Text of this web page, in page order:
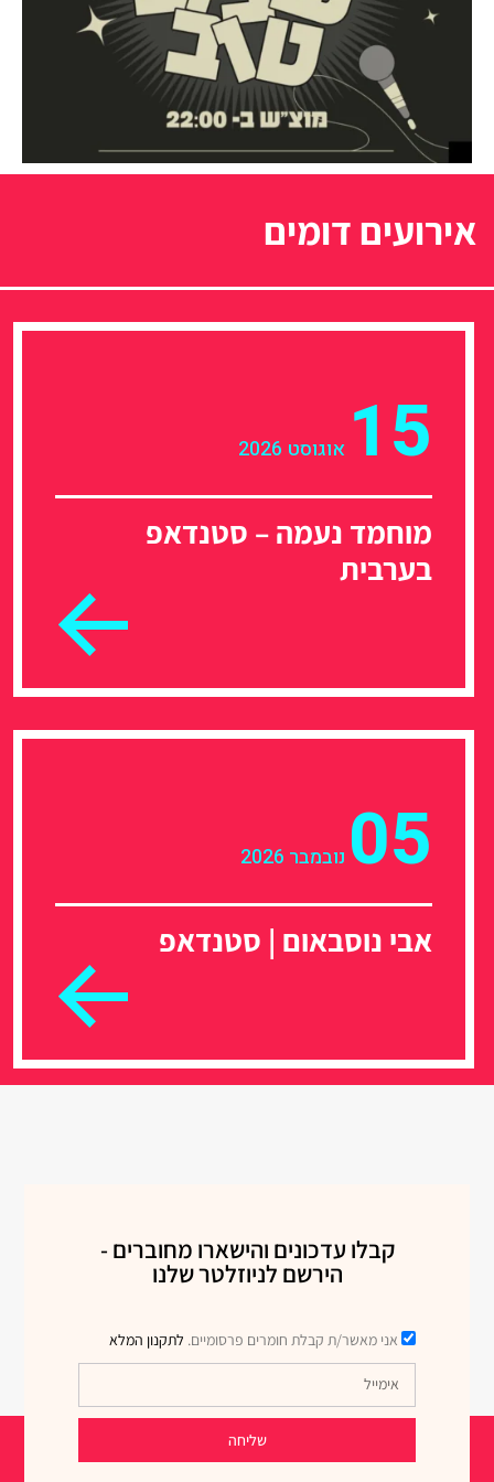
אירועים דומים
15 אוגוסט 2026
מוחמד נעמה – סטנדאפ
בערבית
05 נובמבר 2026
אבי נוסבאום | סטנדאפ
קבלו עדכונים והישארו מחוברים -
הירשם לניוזלטר שלנו
אני מאשר/ת קבלת חומרים פרסומיים. לתקנון המלא
שליחה